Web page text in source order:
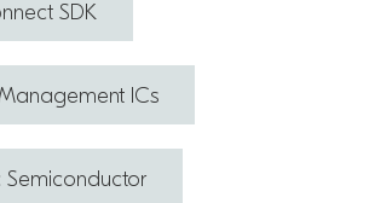
SDK
ICs
Semiconductor